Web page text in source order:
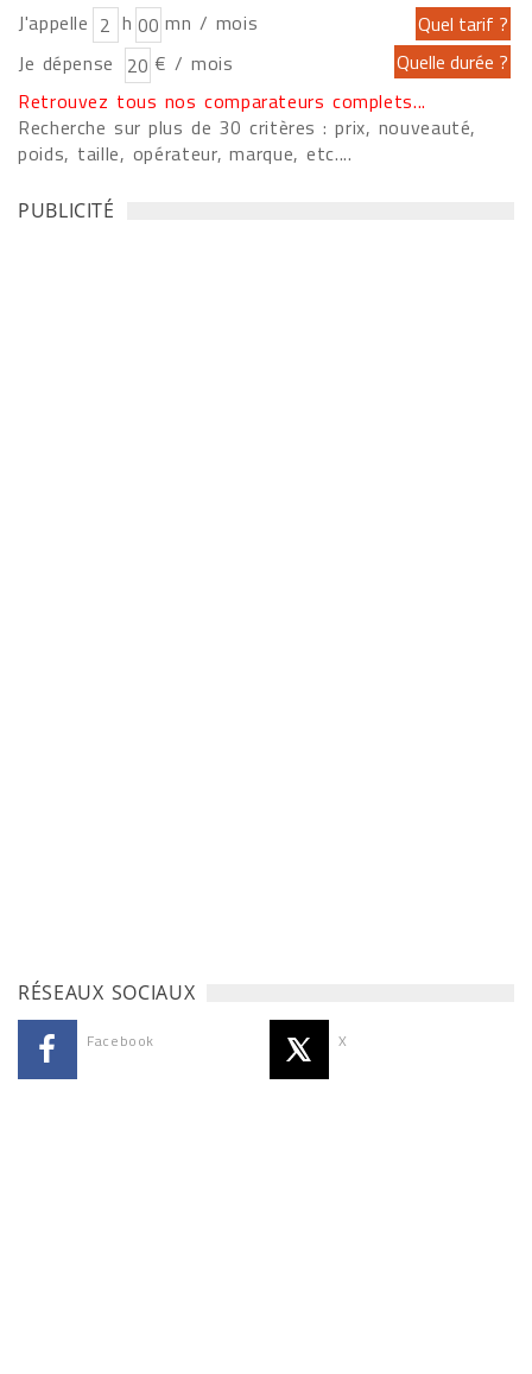
J'appelle h
mn / mois
Je dépense
€ / mois
Retrouvez tous nos comparateurs complets...
Recherche sur plus de 30 critères : prix, nouveauté,
poids, taille, opérateur, marque, etc....
PUBLICITÉ
RÉSEAUX SOCIAUX
Facebook X